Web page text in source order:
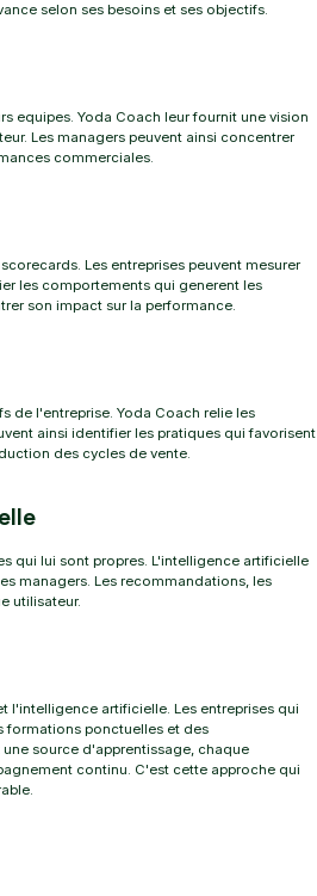
selon ses besoins et ses objectifs.
equipes. Yoda Coach leur fournit une vision
Les managers peuvent ainsi concentrer
commerciales.
Les entreprises peuvent mesurer
les comportements qui generent les
son impact sur la performance.
de l'entreprise. Yoda Coach relie les
ainsi identifier les pratiques qui favorisent
des cycles de vente.
qui lui sont propres. L'intelligence artificielle
managers. Les recommandations, les
utilisateur.
l'intelligence artificielle. Les entreprises qui
formations ponctuelles et des
source d'apprentissage, chaque
continu. C'est cette approche qui